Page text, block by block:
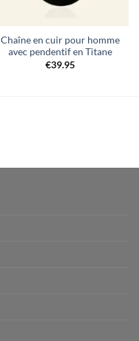
Chaîne en cuir pour homme
avec pendentif en Titane
€39.95